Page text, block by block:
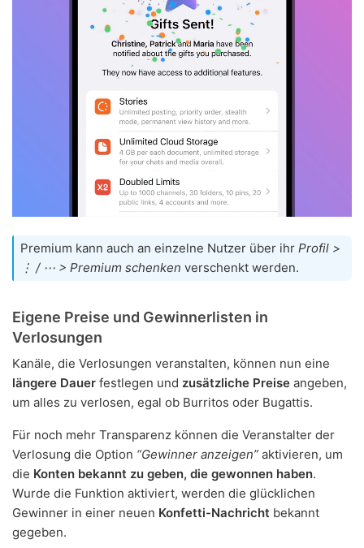
Premium kann auch an einzelne Nutzer über ihr Profil >
⋮ / ⋯ > Premium schenken verschenkt werden.
Eigene Preise und Gewinnerlisten in
Verlosungen
Kanäle, die Verlosungen veranstalten, können nun eine
längere Dauer festlegen und zusätzliche Preise angeben,
um alles zu verlosen, egal ob Burritos oder Bugattis.
Für noch mehr Transparenz können die Veranstalter der
Verlosung die Option “Gewinner anzeigen” aktivieren, um
die Konten bekannt zu geben, die gewonnen haben.
Wurde die Funktion aktiviert, werden die glücklichen
Gewinner in einer neuen Konfetti-Nachricht bekannt
gegeben.